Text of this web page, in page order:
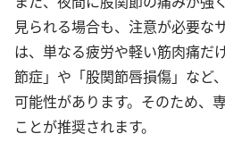
見られる場合も、注意が必要な
は、単なる疲労や軽い筋肉痛だ
節症」や「股関節唇損傷」など
可能性があります。そのため、
ことが推奨されます。